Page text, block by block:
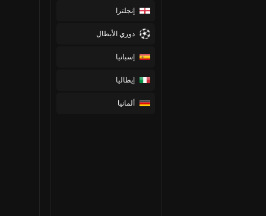
إنجلترا
دوري الأبطال
إسبانيا
إيطاليا
ألمانيا